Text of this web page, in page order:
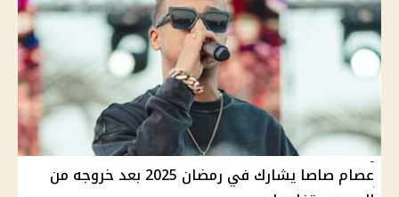
عصام صاصا يشارك في رمضان 2025 بعد خروجه من